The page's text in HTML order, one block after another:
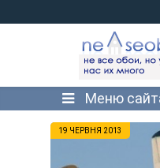
Меню
19 ЧЕРВНЯ 2013